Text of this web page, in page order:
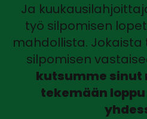
Ja
työ silpomisen
mahdollista.
silpomisen
kutsumme sinut
tekemään